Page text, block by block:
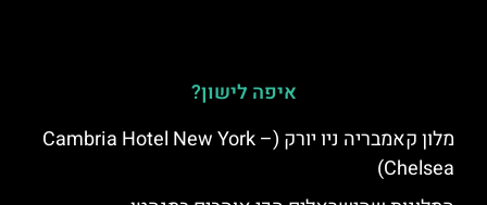
איפה לישון?
מלון קאמבריה ניו יורק (Cambria Hotel New York –
Chelsea)